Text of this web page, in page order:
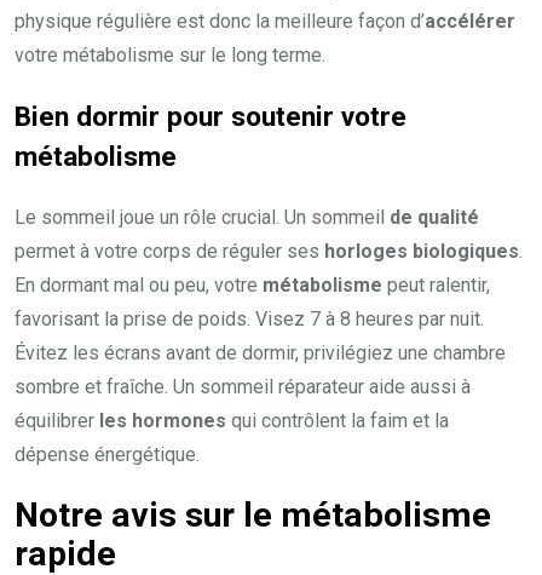
physique régulière est donc la meilleure façon d’accélérer
votre métabolisme sur le long terme.
Bien dormir pour soutenir votre
métabolisme
Le sommeil joue un rôle crucial. Un sommeil de qualité
permet à votre corps de réguler ses horloges biologiques.
En dormant mal ou peu, votre métabolisme peut ralentir,
favorisant la prise de poids. Visez 7 à 8 heures par nuit.
Évitez les écrans avant de dormir, privilégiez une chambre
sombre et fraîche. Un sommeil réparateur aide aussi à
équilibrer les hormones qui contrôlent la faim et la
dépense énergétique.
Notre avis sur le métabolisme
rapide